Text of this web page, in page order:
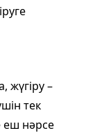
жүгіру –
тек
еш нәрсе